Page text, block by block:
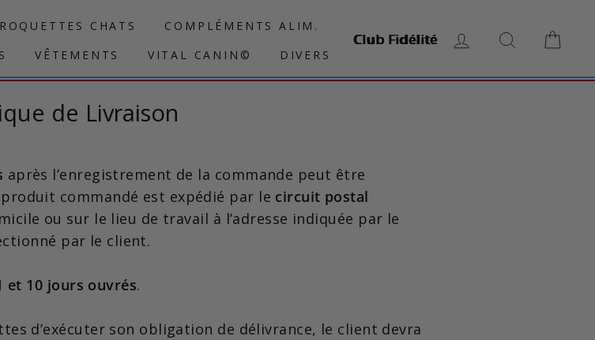
CHATS
COMPLÉMENTS ALIM.
VÊTEMENTS VITAL CANIN© DIVERS
Club Fidélité SE CONNECTER
de Livraison
après l’enregistrement de la commande peut être
commandé est expédié par le circuit postal
ou sur le lieu de travail à l’adresse indiquée par le
par le client.
et 10 jours ouvrés.
d’exécuter son obligation de délivrance, le client devra